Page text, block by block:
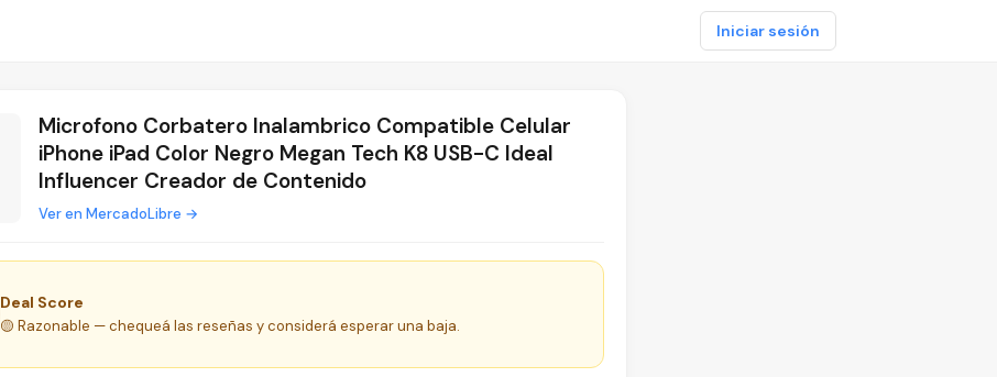
Iniciar sesión
Microfono Corbatero Inalambrico Compatible Celular
iPhone iPad Color Negro Megan Tech K8 USB-C Ideal
Influencer Creador de Contenido
Ver en MercadoLibre →
Deal Score
🟡 Razonable — chequeá las reseñas y considerá esperar una baja.